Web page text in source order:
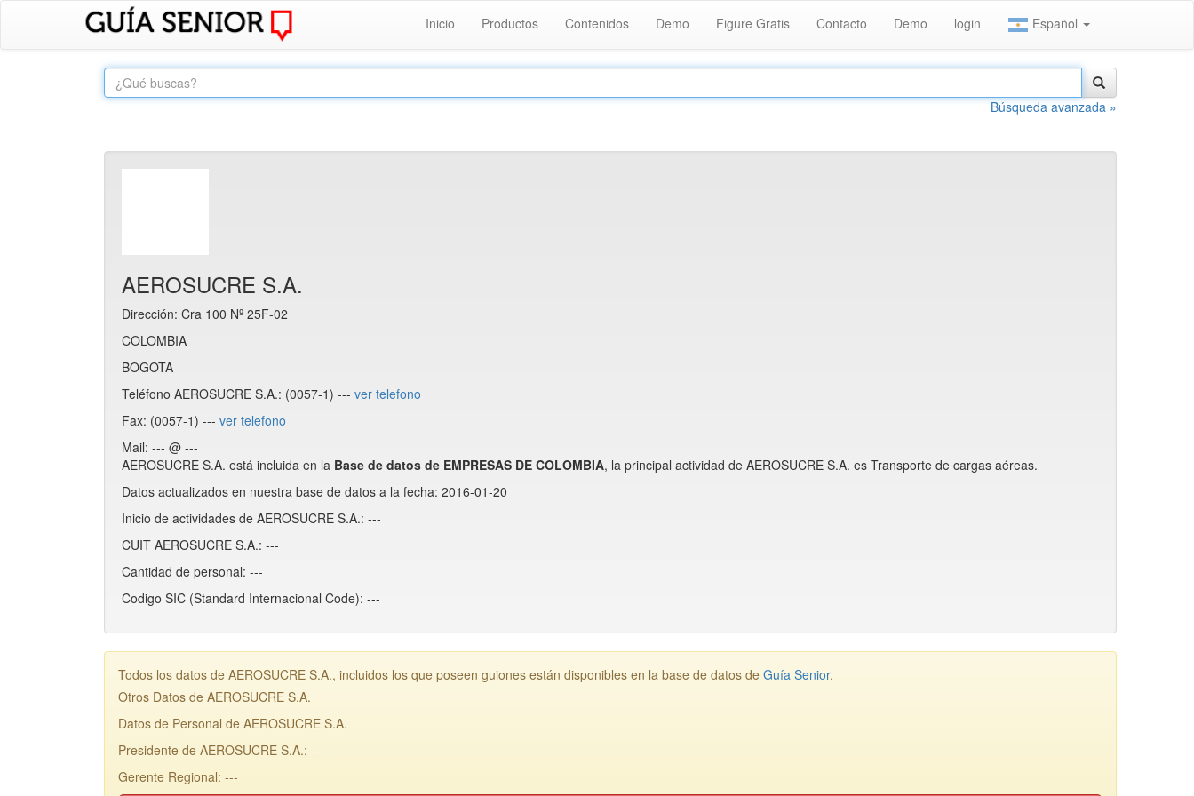
Inicio Productos Contenidos Demo Figure Gratis Contacto Demo login Español
Búsqueda avanzada »
AEROSUCRE S.A.
Dirección: Cra 100 Nº 25F-02
COLOMBIA
BOGOTA
Teléfono AEROSUCRE S.A.: (0057-1) --- ver telefono
Fax: (0057-1) --- ver telefono
Mail: --- @ ---
AEROSUCRE S.A. está incluida en la Base de datos de EMPRESAS DE COLOMBIA, la principal actividad de AEROSUCRE S.A. es Transporte de cargas aéreas.
Datos actualizados en nuestra base de datos a la fecha: 2016-01-20
Inicio de actividades de AEROSUCRE S.A.: ---
CUIT AEROSUCRE S.A.: ---
Cantidad de personal: ---
Codigo SIC (Standard Internacional Code): ---
Todos los datos de AEROSUCRE S.A., incluidos los que poseen guiones están disponibles en la base de datos de Guía Senior.
Otros Datos de AEROSUCRE S.A.
Datos de Personal de AEROSUCRE S.A.
Presidente de AEROSUCRE S.A.: ---
Gerente Regional: ---